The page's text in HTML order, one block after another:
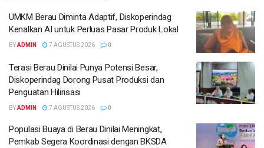
UMKM Berau Diminta Adaptif, Diskoperindag
Kenalkan AI untuk Perluas Pasar Produk Lokal
BYADMIN 7 AGUSTUS 2026 0
Terasi Berau Dinilai Punya Potensi Besar,
Diskoperindag Dorong Pusat Produksi dan
Penguatan Hilirisasi
BYADMIN 7 AGUSTUS 2026 0
Populasi Buaya di Berau Dinilai Meningkat,
Pemkab Segera Koordinasi dengan BKSDA